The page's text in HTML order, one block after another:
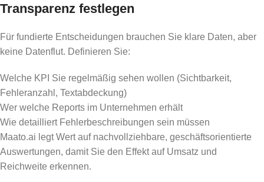
Transparenz festlegen
Für fundierte Entscheidungen brauchen Sie klare Daten, aber
keine Datenflut. Definieren Sie:
Welche KPI Sie regelmäßig sehen wollen (Sichtbarkeit,
Fehleranzahl, Textabdeckung)
Wer welche Reports im Unternehmen erhält
Wie detailliert Fehlerbeschreibungen sein müssen
Maato.ai legt Wert auf nachvollziehbare, geschäftsorientierte
Auswertungen, damit Sie den Effekt auf Umsatz und
Reichweite erkennen.